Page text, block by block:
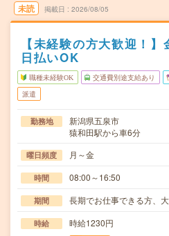
未読 掲載日 2026/08/05
【未経験の方大歓迎！
日払いOK
職種未経験OK 交通費別途支給あり
派遣
勤務地
新潟県五泉市
猿和田駅から車6分
曜日頻度 月～金
時間 08:00～16:50
期間 長期でお仕事できる方、大
時給 時給1230円